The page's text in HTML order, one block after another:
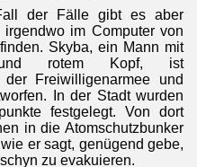
der Fälle gibt es aber
im Computer von
Skyba, ein Mann mit
rotem Kopf, ist
der Freiwilligenarmee und
In der Stadt wurden
festgelegt. Von dort
in die Atomschutzbunker
er sagt, genügend gebe,
zu evakuieren.